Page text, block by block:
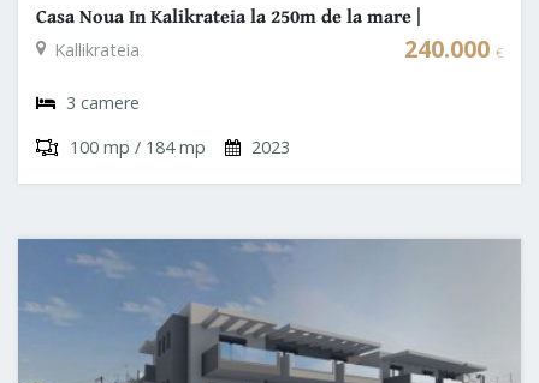
Casa Noua In Kalikrateia la 250m de la mare |
Halkidiki - Grecia
Kallikrateia 240.000 €
3 camere
100 mp / 184 mp
2023